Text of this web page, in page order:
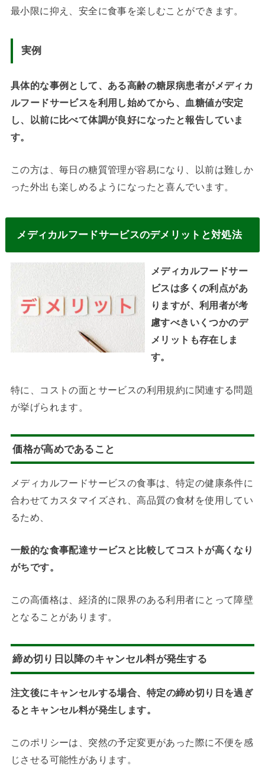
最小限に抑え、安全に食事を楽しむことができます。
実例
具体的な事例として、ある高齢の糖尿病患者がメディカ
ルフードサービスを利用し始めてから、血糖値が安定
し、以前に比べて体調が良好になったと報告していま
す。
この方は、毎日の糖質管理が容易になり、以前は難しか
った外出も楽しめるようになったと喜んでいます。
メディカルフードサービスのデメリットと対処法
メディカルフードサー
ビスは多くの利点があ
りますが、利用者が考
慮すべきいくつかのデ
メリットも存在しま
す。
特に、コストの面とサービスの利用規約に関連する問題
が挙げられます。
価格が高めであること
メディカルフードサービスの食事は、特定の健康条件に
合わせてカスタマイズされ、高品質の食材を使用してい
るため、
一般的な食事配達サービスと比較してコストが高くなり
がちです。
この高価格は、経済的に限界のある利用者にとって障壁
となることがあります。
締め切り日以降のキャンセル料が発生する
注文後にキャンセルする場合、 特定の締め切り日を過ぎ
るとキャンセル料が発生します。
このポリシーは、突然の予定変更があった際に不便を感
じさせる可能性があります。